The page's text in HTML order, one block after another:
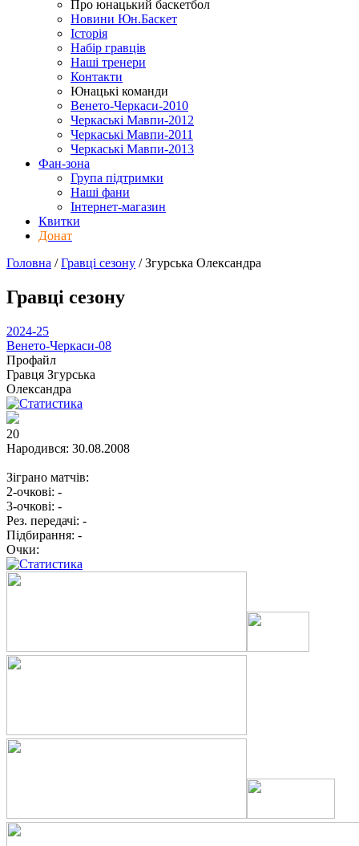
Про юнацький баскетбол
Новини Юн.Баскет
Історія
Набір гравців
Наші тренери
Контакти
Юнацькі команди
Венето-Черкаси-2010
Черкаські Мавпи-2012
Черкаські Мавпи-2011
Черкаські Мавпи-2013
Фан-зона
Група підтримки
Наші фани
Інтернет-магазин
Квитки
Донат
Головна /Гравці сезону /Згурська Олександра
Гравці сезону
2024-25
Венето-Черкаси-08
Профайл
Гравця Згурська
Олександра
20
Народився: 30.08.2008
Зіграно матчів:
2-очкові: -
3-очкові: -
Рез. передачі: -
Підбирання: -
Очки: